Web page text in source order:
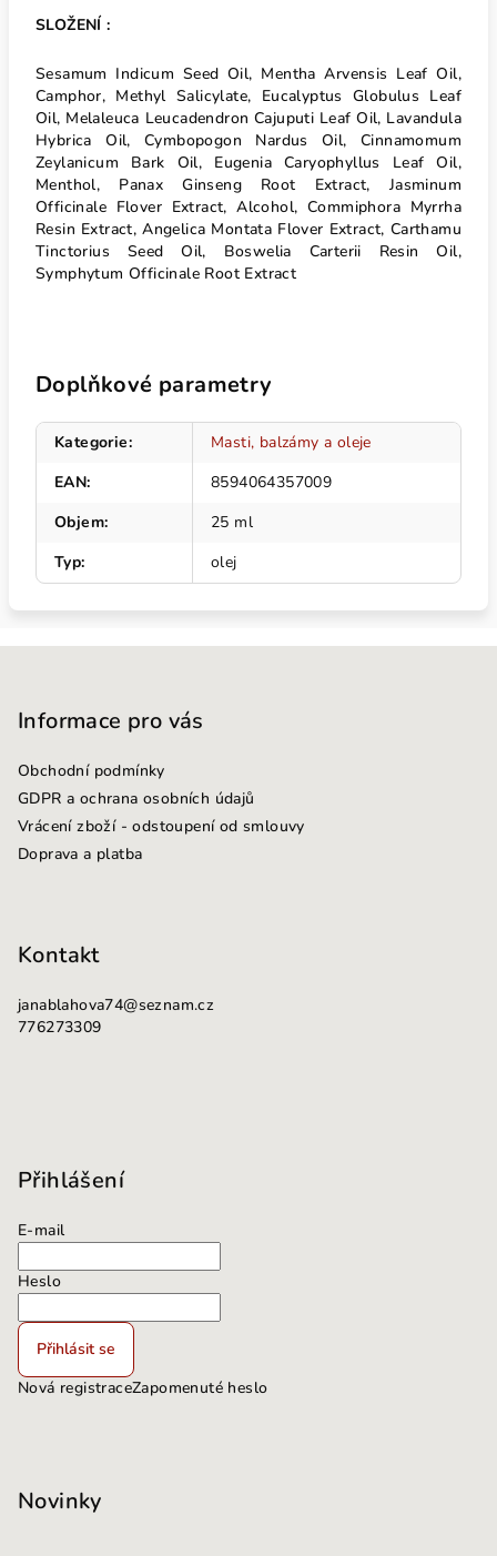
SLOŽENÍ :
Sesamum Indicum Seed Oil, Mentha Arvensis Leaf Oil,
Camphor, Methyl Salicylate, Eucalyptus Globulus Leaf
Oil, Melaleuca Leucadendron Cajuputi Leaf Oil, Lavandula
Hybrica Oil, Cymbopogon Nardus Oil, Cinnamomum
Zeylanicum Bark Oil, Eugenia Caryophyllus Leaf Oil,
Menthol, Panax Ginseng Root Extract, Jasminum
Officinale Flover Extract, Alcohol, Commiphora Myrrha
Resin Extract, Angelica Montata Flover Extract, Carthamu
Tinctorius Seed Oil, Boswelia Carterii Resin Oil,
Symphytum Officinale Root Extract
Doplňkové parametry
Kategorie:
Masti, balzámy a oleje
EAN:
8594064357009
Objem:
25 ml
Typ: olej
Informace pro vás
Obchodní podmínky
GDPR a ochrana osobních údajů
Vrácení zboží - odstoupení od smlouvy
Doprava a platba
Kontakt
janablahova74@seznam.cz
776273309
Přihlášení
E-mail
Heslo
Přihlásit se
Nová registraceZapomenuté heslo
Novinky